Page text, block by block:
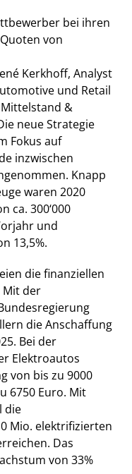
bei ihren
von
Kerkhoff, Analyst
und Retail
Mittelstand &
neue Strategie
Fokus auf
inzwischen
Knapp
waren 2020
ca. 300‘000
und
13,5%.
die finanziellen
Mit der
die Anschaffung
Bei der
Elektroautos
von bis zu 9000
6750 Euro. Mit
die
Mio. elektrifizierten
Das
von 33%